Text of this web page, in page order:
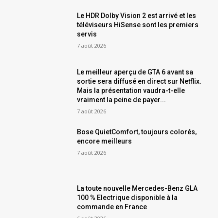
Le HDR Dolby Vision 2 est arrivé et les
téléviseurs HiSense sont les premiers
servis
7 août 2026
Le meilleur aperçu de GTA 6 avant sa
sortie sera diffusé en direct sur Netflix.
Mais la présentation vaudra-t-elle
vraiment la peine de payer...
7 août 2026
Bose QuietComfort, toujours colorés,
encore meilleurs
7 août 2026
La toute nouvelle Mercedes-Benz GLA
100 % Electrique disponible à la
commande en France